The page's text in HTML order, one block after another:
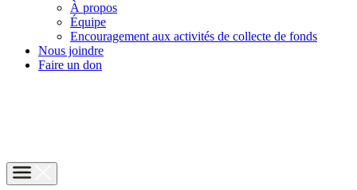
À propos
Équipe
Encouragement aux activités de collecte de fonds
Nous joindre
Faire un don